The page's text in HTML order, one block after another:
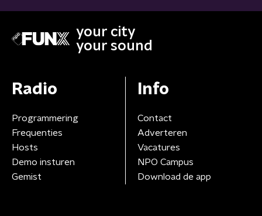
your city
your sound
Radio
Programmering
Frequenties
Hosts
Demo insturen
Gemist
Info
Contact
Adverteren
Vacatures
NPO Campus
Download de app